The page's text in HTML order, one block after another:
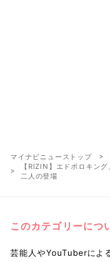
マイナビニューストップ
【RIZIN】エドポロキン
二人の登場
このカテゴリーにつ
芸能人やYouTuberによ